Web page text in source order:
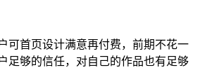
可首页设计满意再付费，前期不花一
足够的信任，对自己的作品也有足够